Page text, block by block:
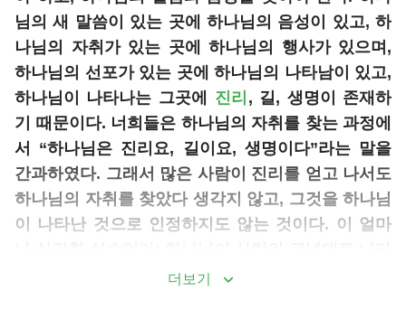
님의 새 말씀이 있는 곳에 하나님의 음성이 있고, 하
나님의 자취가 있는 곳에 하나님의 행사가 있으며,
하나님의 선포가 있는 곳에 하나님의 나타남이 있고,
하나님이 나타나는 그곳에 진리 , 길, 생명이 존재하
기 때문이다. 너희들은 하나님의 자취를 찾는 과정에
서 “하나님은 진리요, 길이요, 생명이다”라는 말을
간과하였다. 그래서 많은 사람이 진리를 얻고 나서도
하나님의 자취를 찾았다 생각지 않고, 그것을 하나님
이 나타난 것으로 인정하지도 않는 것이다. 이 얼마
날 리도 없고, 사람의 요구에 따라 나타날 리는 더더
더보기